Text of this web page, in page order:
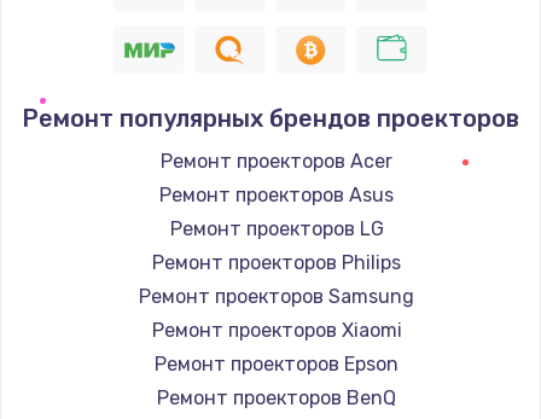
Ремонт популярных брендов проекторов
Ремонт проекторов Acer
Ремонт проекторов Asus
Ремонт проекторов LG
Ремонт проекторов Philips
Ремонт проекторов Samsung
Ремонт проекторов Xiaomi
Ремонт проекторов Epson
Ремонт проекторов BenQ